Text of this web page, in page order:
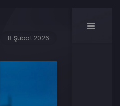
8 Şubat 2026